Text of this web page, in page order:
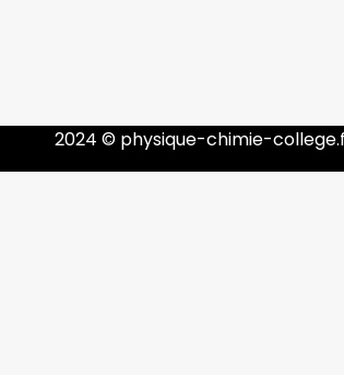
2024 © physique-chimie-